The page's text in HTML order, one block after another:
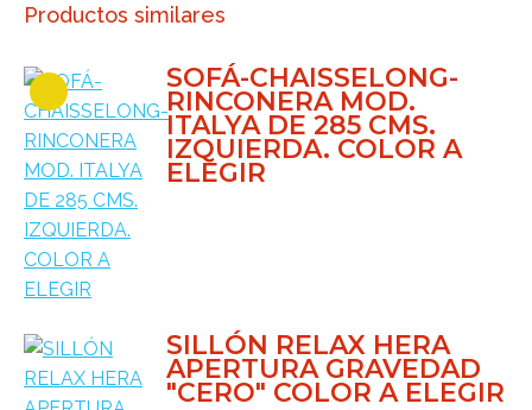
Productos similares
SOFÁ-CHAISSELONG-
RINCONERA MOD.
ITALYA DE 285 CMS.
IZQUIERDA. COLOR A
ELEGIR
SILLÓN RELAX HERA
APERTURA GRAVEDAD
"CERO" COLOR A ELEGIR